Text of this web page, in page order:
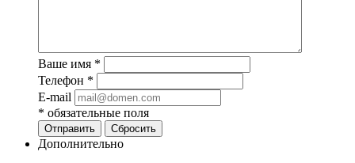
Ваше имя *
Телефон *
E-mail
* обязательные поля
Отправить Сбросить
Дополнительно